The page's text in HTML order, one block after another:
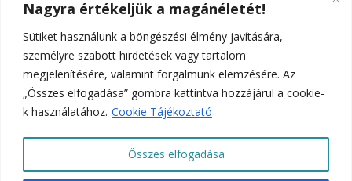
Nagyra értékeljük a magánéletét!
Sütiket használunk a böngészési élmény javítására,
személyre szabott hirdetések vagy tartalom
megjelenítésére, valamint forgalmunk elemzésére. Az
„Összes elfogadása” gombra kattintva hozzájárul a cookie-
k használatához. Cookie Tájékoztató
Összes elfogadása
Kezdőlap
Rólunk
Minőségpolitika
Referenciák
Adatkezelési Tájékoztató
Süti (Cookie) Tájékoztató